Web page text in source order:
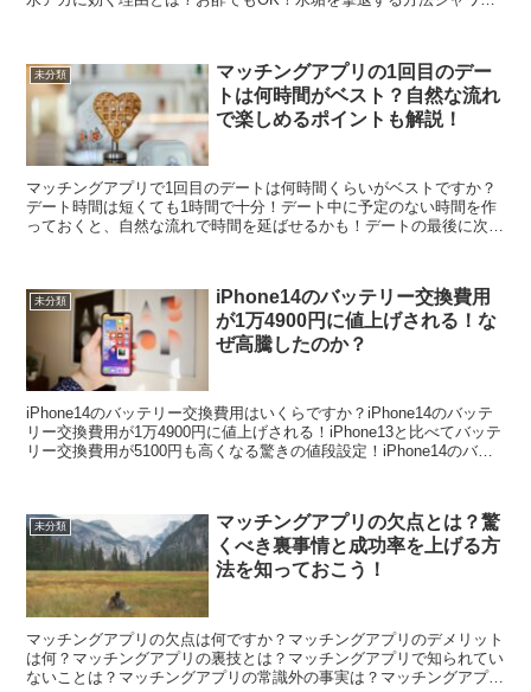
未分類
マッチングアプリの1回目のデー
トは何時間がベスト？自然な流れ
で楽しめるポイントも解説！
マッチングアプリで1回目のデートは何時間くらいがベストですか？
デート時間は短くても1時間で十分！デート中に予定のない時間を作
っておくと、自然な流れで時間を延ばせるかも！デートの最後に次回
未分類
iPhone14のバッテリー交換費用
が1万4900円に値上げされる！な
ぜ高騰したのか？
iPhone14のバッテリー交換費用はいくらですか？iPhone14のバッテ
リー交換費用が1万4900円に値上げされる！iPhone13と比べてバッテ
リー交換費用が5100円も高くなる驚きの値段設定！iPhone14のバッ
未分類
マッチングアプリの欠点とは？驚
くべき裏事情と成功率を上げる方
法を知っておこう！
マッチングアプリの欠点は何ですか？マッチングアプリのデメリット
は何？マッチングアプリの裏技とは？マッチングアプリで知られてい
ないことは？マッチングアプリの常識外の事実は？マッチングアプリ